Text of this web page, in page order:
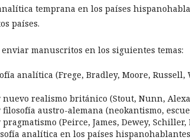
temprana en los países
países.
enviar manuscritos en los siguientes temas:
analítica (Frege, Bradley, Moore,
realismo británico (Stout, Nunn,
austro-alemana (neokantismo,
(Peirce, James, Dewey, Schiller,
analítica en los países